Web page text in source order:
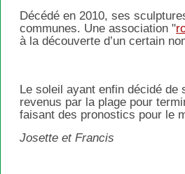
Décédé en 2010, ses
communes. Une association "
à la découverte d’un certain
Le soleil ayant enfin décidé de
revenus par la plage pour
faisant des pronostics pour le
Josette et Francis